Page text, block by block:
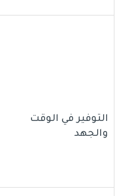
التوفير في الوقت
والجهد